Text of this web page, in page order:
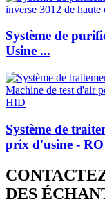
Système de
Usine ...
Système de
prix d'usine -
DES